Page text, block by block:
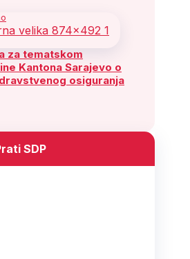
za tematskom
Kantona Sarajevo o
osiguranja
SDP